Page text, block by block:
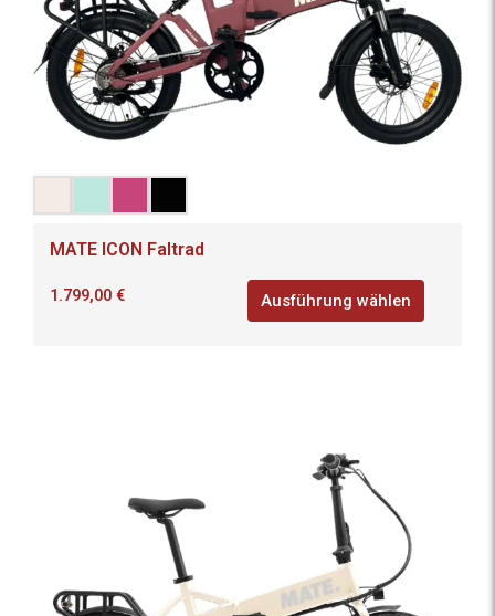
MATE ICON Faltrad
1.799,00 € Ausführung wählen